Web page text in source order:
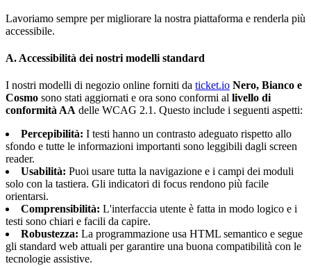
Lavoriamo sempre per migliorare la nostra piattaforma e renderla più
accessibile.
A. Accessibilità dei nostri modelli standard
I nostri modelli di negozio online forniti da ticket.io Nero, Bianco e
Cosmo sono stati aggiornati e ora sono conformi al livello di
conformità AA delle WCAG 2.1. Questo include i seguenti aspetti:
Percepibilità: I testi hanno un contrasto adeguato rispetto allo
sfondo e tutte le informazioni importanti sono leggibili dagli screen
reader.
Usabilità: Puoi usare tutta la navigazione e i campi dei moduli
solo con la tastiera. Gli indicatori di focus rendono più facile
orientarsi.
Comprensibilità: L'interfaccia utente è fatta in modo logico e i
testi sono chiari e facili da capire.
Robustezza: La programmazione usa HTML semantico e segue
gli standard web attuali per garantire una buona compatibilità con le
tecnologie assistive.